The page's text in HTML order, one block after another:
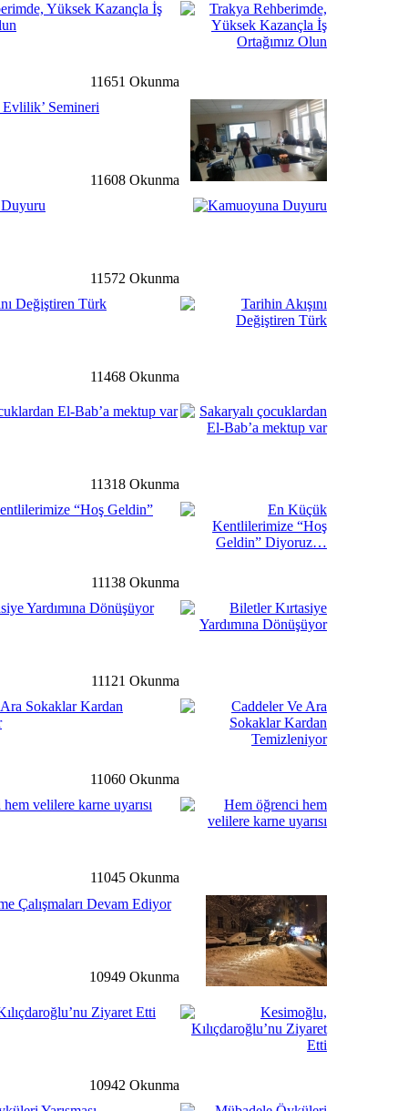
Söyleşi Hem De
İle Atatürk Kültür
araya geldi
Cesur Yüreklerle Millet
Katıldı…
detay ›
Yeni Devlet Hastanesinde
detay ›
Bu Hafta Pazartesi
detay ›
detay ›
detay ›
Yüksek Kazançla İş
11651 Okunma
Evlilik’ Semineri
11608 Okunma
11572 Okunma
Değiştiren Türk
11468 Okunma
El-Bab’a mektup var
11318 Okunma
“Hoş Geldin”
11138 Okunma
Yardımına Dönüşüyor
11121 Okunma
Sokaklar Kardan
11060 Okunma
velilere karne uyarısı
11045 Okunma
Çalışmaları Devam Ediyor
10949 Okunma
Ziyaret Etti
10942 Okunma